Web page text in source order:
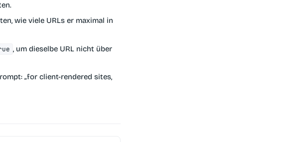
wie viele URLs er maximal in
, um dieselbe URL nicht über
„for client-rendered sites,